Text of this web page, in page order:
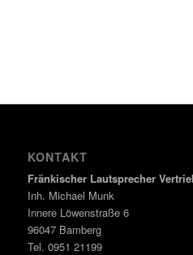
KONTAKT
Fränkischer Lautsprecher
Inh. Michael Munk
Innere Löwenstraße 6
96047 Bamberg
Tel. 0951 21199